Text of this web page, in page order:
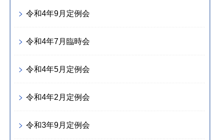
令和4年9月定例会
令和4年7月臨時会
令和4年5月定例会
令和4年2月定例会
令和3年9月定例会